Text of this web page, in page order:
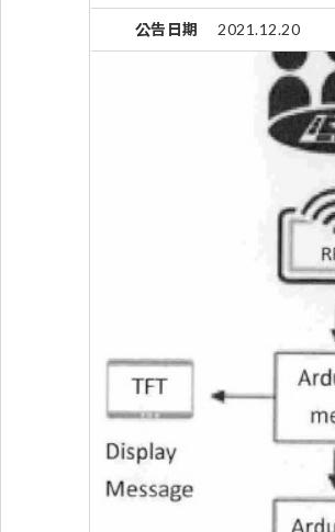
公告日期 2021.12.20